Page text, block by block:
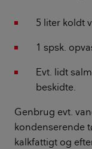
5 liter koldt
1 spsk.
Evt. lidt
beskidte.
Genbrug evt.
kondenserende
kalkfattigt og